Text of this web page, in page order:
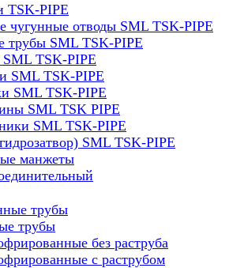
TSK-PIPE
чугунные отводы SML TSK-PIPE
трубы SML TSK-PIPE
SML TSK-PIPE
SML TSK-PIPE
SML TSK-PIPE
SML TSK PIPE
SML TSK-PIPE
SML TSK-PIPE
манжеты
трубы
без раструба
с раструбом